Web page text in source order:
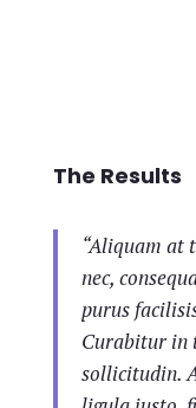
The Results
“Aliquam at
nec,
purus
Curabitur in
sollicitudin.